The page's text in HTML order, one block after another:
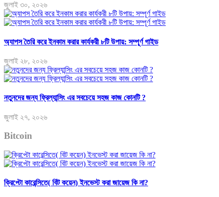
জুলাই ৩০, ২০২৬
অ্যাপস তৈরি করে ইনকাম করার কার্যকরী ৮টি উপায়: সম্পূর্ণ গাইড
জুলাই ২৮, ২০২৬
নতুনদের জন্য ফ্রিল্যান্সিং এর সবচেয়ে সহজ কাজ কোনটি ?
জুলাই ২৭, ২০২৬
Bitcoin
ক্রিপ্টো কারেন্সিতে( বিট কয়েন) ইনভেস্ট করা জায়েজ কি না?